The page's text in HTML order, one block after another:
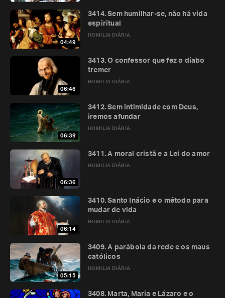
04:49
HOMILIA DIÁRIA
3414. Sem humilhar-se, não há vida
espiritual
06:46
HOMILIA DIÁRIA
3413. O confessor que fez o diabo
tremer
06:39
HOMILIA DIÁRIA
3412. Sem intimidade com Deus,
iremos afundar
06:36
HOMILIA DIÁRIA
3411. A moral cristã e a Lei do amor
06:14
HOMILIA DIÁRIA
3410. Santo Inácio e o método para
mudar de vida
05:15
HOMILIA DIÁRIA
3409. A parábola da rede e os maus
católicos
3408. Marta, Maria e Lázaro e o